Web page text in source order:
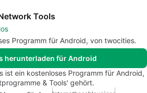
Tools
Programm für Android, von twocities.
herunterladen für Android
ist ein kostenloses Programm für Android,
& Tools' gehört.